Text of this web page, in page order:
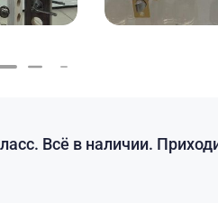
Всё в наличии.